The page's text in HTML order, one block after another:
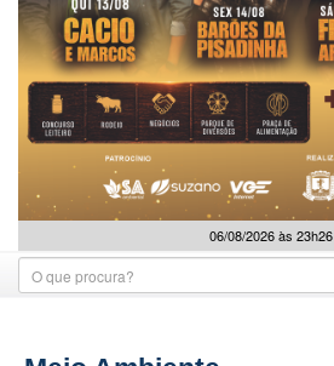
06/08/2026 às 23h26